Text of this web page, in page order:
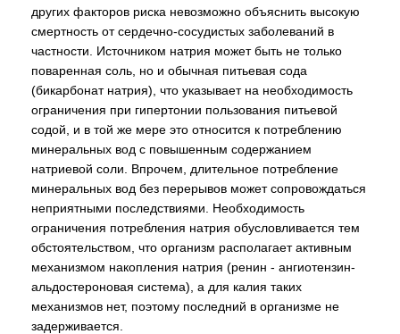
других факторов риска невозможно объяснить высокую
смертность от сердечно-сосудистых заболеваний в
частности. Источником натрия может быть не только
поваренная соль, но и обычная питьевая сода
(бикарбонат натрия), что указывает на необходимость
ограничения при гипертонии пользования питьевой
содой, и в той же мере это относится к потреблению
минеральных вод с повышенным содержанием
натриевой соли. Впрочем, длительное потребление
минеральных вод без перерывов может сопровождаться
неприятными последствиями. Необходимость
ограничения потребления натрия обусловливается тем
обстоятельством, что организм располагает активным
механизмом накопления натрия (ренин - ангиотензин-
альдостероновая система), а для калия таких
механизмов нет, поэтому последний в организме не
задерживается.